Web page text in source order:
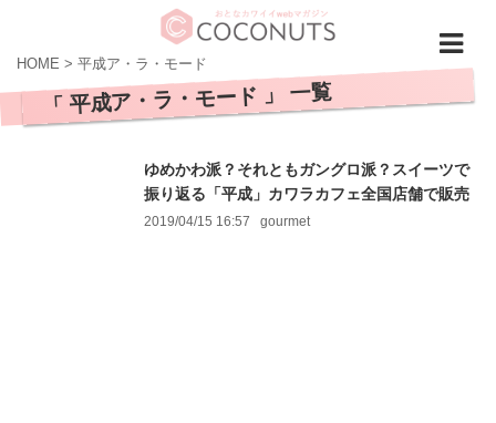
HOME > 平成ア・ラ・モード
「 平成ア・ラ・モード 」 一覧
ゆめかわ派？それともガングロ派？スイーツで
振り返る「平成」カワラカフェ全国店舗で販売
2019/04/15 16:57 gourmet